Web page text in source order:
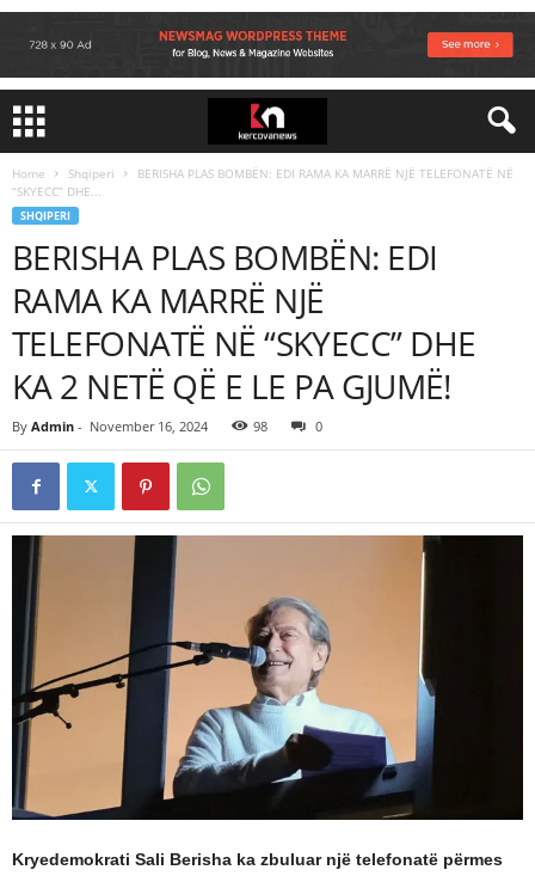
Home Shqiperi
BERISHA PLAS BOMBËN: EDI RAMA KA MARRË NJË TELEFONATË NË
“SKYECC” DHE...
SHQIPERI
BERISHA PLAS BOMBËN: EDI
RAMA KA MARRË NJË
TELEFONATË NË “SKYECC” DHE
KA 2 NETË QË E LE PA GJUMË!
By Admin - November 16, 2024 98 0
Kryedemokrati Sali Berisha ka zbuluar një telefonatë përmes